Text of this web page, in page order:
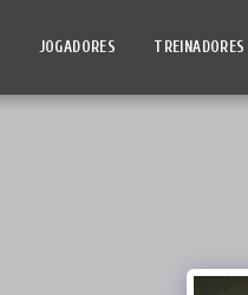
JOGADORES TREINADORES